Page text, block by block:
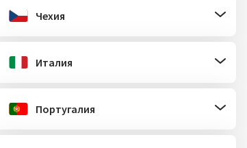
Чехия
Италия
Португалия